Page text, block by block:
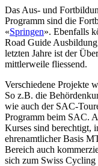
Das Aus- und
Programm sind die
«Springen». Ebenfalls
Road Guide
letzten Jahre ist der
mittlerweile fliessend.
Verschiedene Projekte
So z.B. die
wie auch der SAC-
Programm beim SAC.
Kurses sind berechtigt,
ehrenamtlicher Basis
Bereich auch
sich zum Swiss Cycling